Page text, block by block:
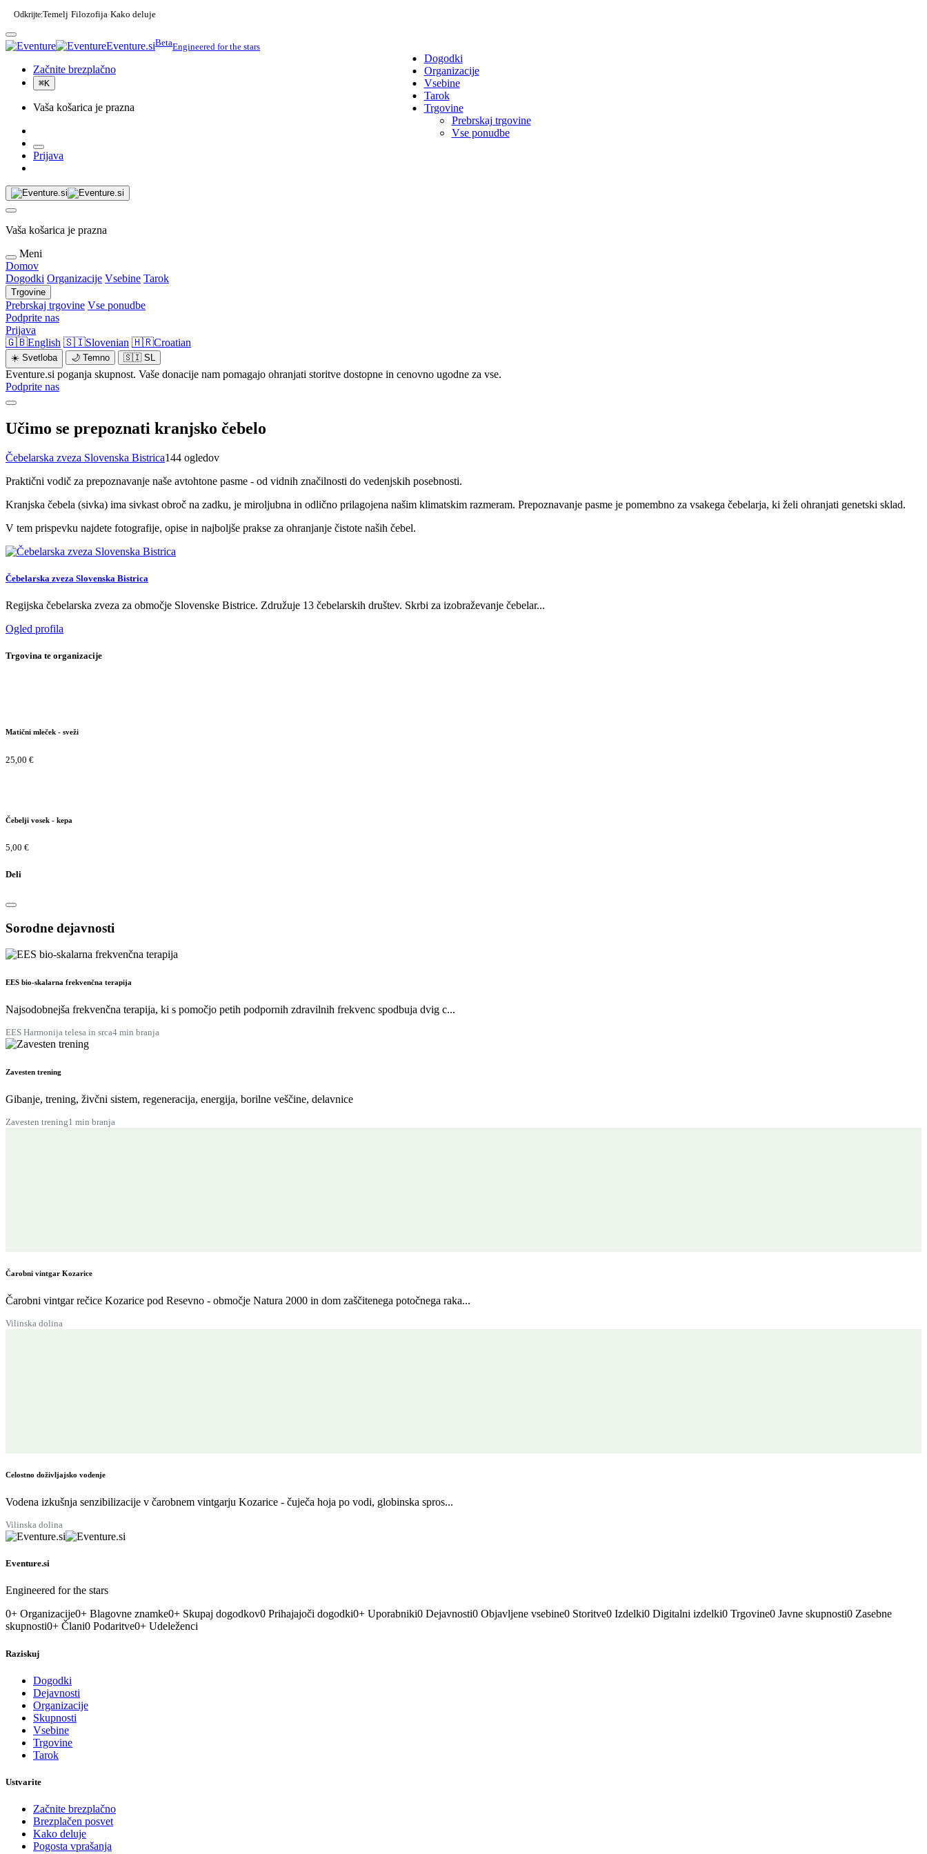
Odkrijte:Temelj·Filozofija·Kako deluje
Eventure.siBetaEngineered for the stars
Dogodki
Organizacije
Vsebine
Tarok
Trgovine
Prebrskaj trgovine
Vse ponudbe
Začnite brezplačno
⌘K
Vaša košarica je prazna
Prijava
Vaša košarica je prazna
Meni
Domov
Dogodki Organizacije Vsebine Tarok
Trgovine
Prebrskaj trgovine Vse ponudbe
Podprite nas
Prijava
🇬🇧English 🇸🇮Slovenian 🇭🇷Croatian
☀️ Svetloba 🌙 Temno 🇸🇮 SL
Eventure.si poganja skupnost. Vaše donacije nam pomagajo ohranjati storitve dostopne in cenovno ugodne za vse.
Podprite nas
Učimo se prepoznati kranjsko čebelo
Čebelarska zveza Slovenska Bistrica144 ogledov
Praktični vodič za prepoznavanje naše avtohtone pasme - od vidnih značilnosti do vedenjskih posebnosti.
Kranjska čebela (sivka) ima sivkast obroč na zadku, je miroljubna in odlično prilagojena našim klimatskim razmeram. Prepoznavanje pasme je pomembno za vsakega čebelarja, ki želi ohranjati genetski sklad.
V tem prispevku najdete fotografije, opise in najboljše prakse za ohranjanje čistote naših čebel.
Čebelarska zveza Slovenska Bistrica
Regijska čebelarska zveza za območje Slovenske Bistrice. Združuje 13 čebelarskih društev. Skrbi za izobraževanje čebelar...
Ogled profila
Trgovina te organizacije
Matični mleček - sveži
25,00 €
Čebelji vosek - kepa
5,00 €
Deli
Sorodne dejavnosti
EES bio-skalarna frekvenčna terapija
Najsodobnejša frekvenčna terapija, ki s pomočjo petih podpornih zdravilnih frekvenc spodbuja dvig c...
EES Harmonija telesa in srca4 min branja
Zavesten trening
Gibanje, trening, živčni sistem, regeneracija, energija, borilne veščine, delavnice
Zavesten trening1 min branja
Čarobni vintgar Kozarice
Čarobni vintgar rečice Kozarice pod Resevno - območje Natura 2000 in dom zaščitenega potočnega raka...
Vilinska dolina
Celostno doživljajsko vodenje
Vodena izkušnja senzibilizacije v čarobnem vintgarju Kozarice - čuječa hoja po vodi, globinska spros...
Vilinska dolina
Eventure.si
Engineered for the stars
0+ Organizacije0+ Blagovne znamke0+ Skupaj dogodkov0 Prihajajoči dogodki0+ Uporabniki0 Dejavnosti0 Objavljene vsebine0 Storitve0 Izdelki0 Digitalni izdelki0 Trgovine0 Javne skupnosti0 Zasebne
skupnosti0+ Člani0 Podaritve0+ Udeleženci
Raziskuj
Dogodki
Dejavnosti
Organizacije
Skupnosti
Vsebine
Trgovine
Tarok
Ustvarite
Začnite brezplačno
Brezplačen posvet
Kako deluje
Pogosta vprašanja